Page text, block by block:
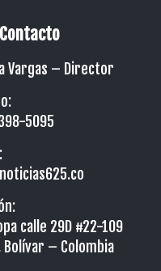
Vargas – Director
5095
calle 29D #22-109
Bolívar – Colombia